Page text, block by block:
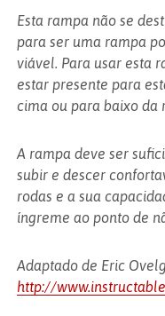
Esta rampa não se
para ser uma rampa
viável. Para usar esta
estar presente para
cima ou para baixo da
A rampa deve ser
subir e descer
rodas e a sua
íngreme ao ponto de
Adaptado de Eric
http://